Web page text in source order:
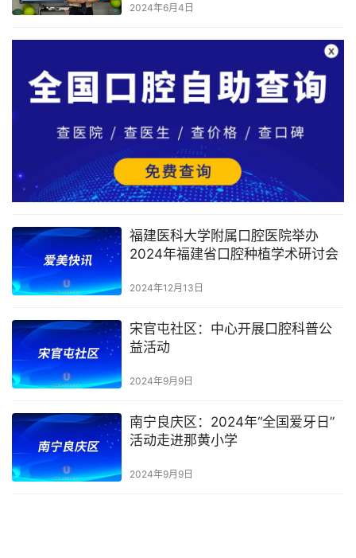
2024年6月4日
福建医科大学附属口腔医院举办
2024年福建省口腔种植学术研讨会
2024年12月13日
宋官屯社区：中心开展口腔科普公
益活动
2024年9月9日
南宁良庆区：2024年“全国爱牙日”
活动走进那黄小学
2024年9月9日